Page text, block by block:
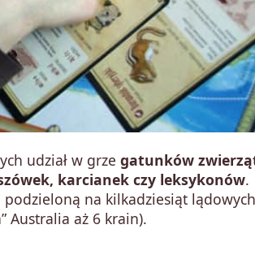
udział w grze gatunków
karcianek czy leksykonów.
podzieloną na kilkadziesiąt
Australia aż 6 krain).